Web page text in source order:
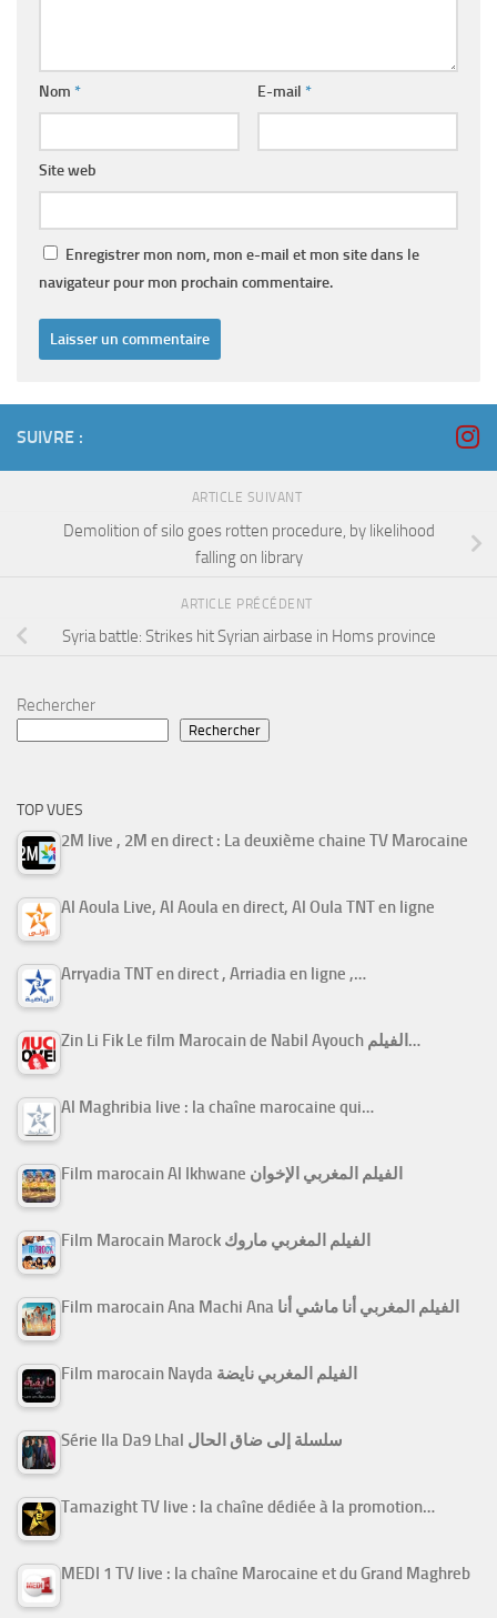
Nom * E-mail *
Site web
Enregistrer mon nom, mon e-mail et mon site dans le
navigateur pour mon prochain commentaire.
SUIVRE :
ARTICLE SUIVANT
Demolition of silo goes rotten procedure, by likelihood
falling on library
ARTICLE PRÉCÉDENT
Syria battle: Strikes hit Syrian airbase in Homs province
Rechercher
Rechercher
TOP VUES
2M live , 2M en direct : La deuxième chaine TV Marocaine
Al Aoula Live, Al Aoula en direct, Al Oula TNT en ligne
Arryadia TNT en direct , Arriadia en ligne ,…
Zin Li Fik Le film Marocain de Nabil Ayouch الفيلم…
Al Maghribia live : la chaîne marocaine qui…
Film marocain Al Ikhwane الفيلم المغربي الإخوان
Film Marocain Marock الفيلم المغربي ماروك
Film marocain Ana Machi Ana الفيلم المغربي أنا ماشي أنا
Film marocain Nayda الفيلم المغربي نايضة
Série Ila Da9 Lhal سلسلة إلى ضاق الحال
Tamazight TV live : la chaîne dédiée à la promotion…
MEDI 1 TV live : la chaîne Marocaine et du Grand Maghreb